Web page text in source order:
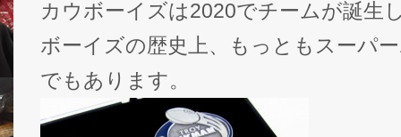
カウボーイズは2020でチームが誕生
ボーイズの歴史上、もっともスーパ
でもあります。